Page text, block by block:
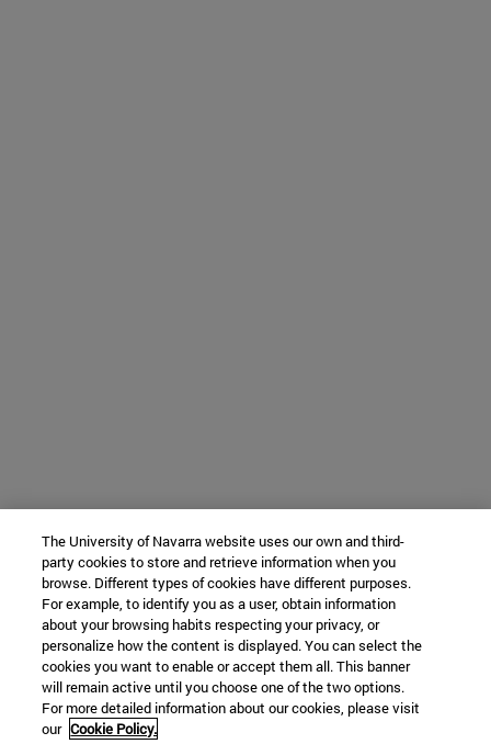
The University of Navarra website uses our own and third-
party cookies to store and retrieve information when you
browse. Different types of cookies have different purposes.
For example, to identify you as a user, obtain information
about your browsing habits respecting your privacy, or
personalize how the content is displayed. You can select the
cookies you want to enable or accept them all. This banner
will remain active until you choose one of the two options.
For more detailed information about our cookies, please visit
our Cookie Policy.